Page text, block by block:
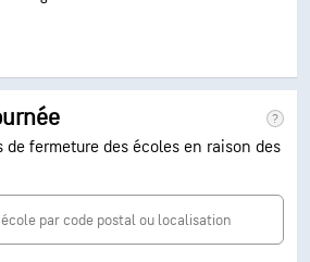
de fermeture des écoles en raison des